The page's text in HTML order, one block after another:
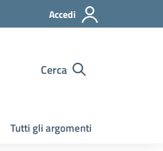
Accedi
Cerca
Tutti gli argomenti